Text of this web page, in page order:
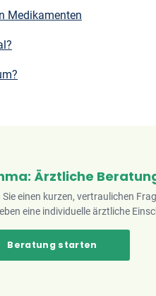
Medikamenten
Ärztliche
Sie einen kurzen, vertraulichen
eine individuelle ärztliche
Beratung starten